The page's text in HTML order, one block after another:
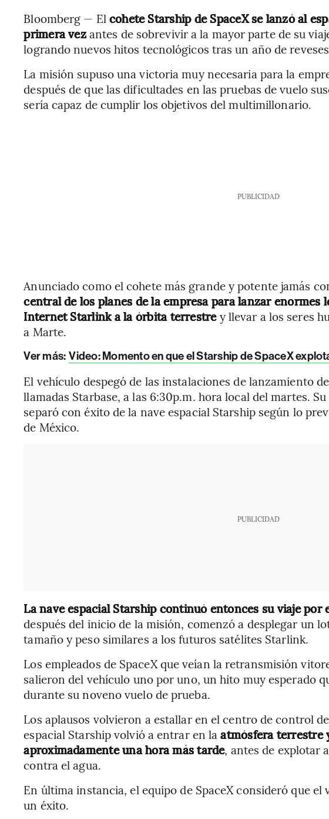
Bloomberg — El cohete Starship de SpaceX se lanzó al
primera vezantes de sobrevivir a la mayor parte de su
logrando nuevos hitos tecnológicos tras un año de
La misión supuso una victoria muy necesaria para la
después de que las dificultades en las pruebas de vuelo
sería capaz de cumplir los objetivos del multimillonario.
PUBLICIDAD
Anunciado como el cohete más grande y potente jamás
central de los planes de la empresa para lanzar enormes
Internet Starlink a la órbita terrestrey llevar a los seres
a Marte.
Ver más: Video: Momento en que el Starship de SpaceX
El vehículo despegó de las instalaciones de lanzamiento
llamadas Starbase, a las 6:30p.m. hora local del martes.
separó con éxito de la nave espacial Starship según lo
de México.
PUBLICIDAD
La nave espacial Starship continuó entonces su viaje por
después del inicio de la misión, comenzó a desplegar un
tamaño y peso similares a los futuros satélites Starlink.
Los empleados de SpaceX que veían la retransmisión
salieron del vehículo uno por uno, un hito muy esperado
durante su noveno vuelo de prueba.
Los aplausos volvieron a estallar en el centro de control
espacial Starship volvió a entrar en laatmósfera terrestre
aproximadamente una hora más tarde, antes de explotar
contra el agua.
En última instancia, el equipo de SpaceX consideró que el
un éxito.